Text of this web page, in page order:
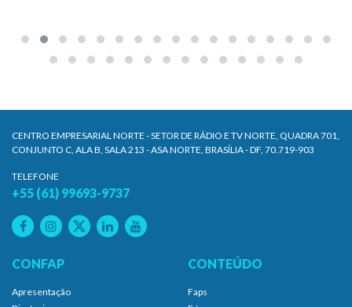
CENTRO EMPRESARIAL NORTE - SETOR DE RÁDIO E TV NORTE, QUADRA 701,
CONJUNTO C, ALA B, SALA 213 - ASA NORTE, BRASÍLIA - DF, 70.719-903
TELEFONE
+55 (61) 99693-9737
CONFAP
Apresentação
CONTEÚDO
Faps